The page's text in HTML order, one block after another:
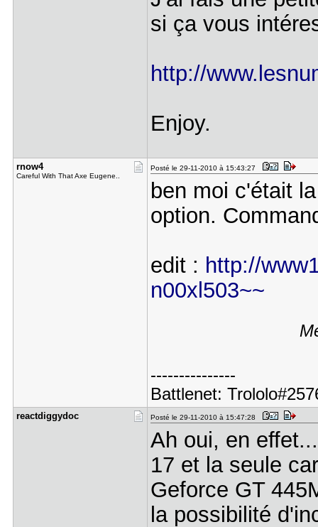
si ça vous
http://
Enjoy.
rnow4
Careful With That Axe Eugene..
Posté le 29-11-2010 à 15:43:27
ben moi c'était
option.
edit : http://
n00xl503~~
---------------
Battlenet:
reactdiggy​doc Posté le 29-11-2010 à 15:47:28
Ah oui, en
17 et la seule
Geforce GT
la possibilité